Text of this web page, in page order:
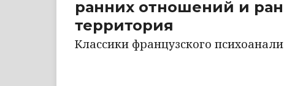
ранних отношений и
территория
Классики французского